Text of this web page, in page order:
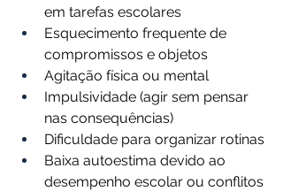
em tarefas escolares
Esquecimento frequente de
compromissos e objetos
Agitação física ou mental
Impulsividade (agir sem pensar
nas consequências)
Dificuldade para organizar rotinas
Baixa autoestima devido ao
desempenho escolar ou conflitos